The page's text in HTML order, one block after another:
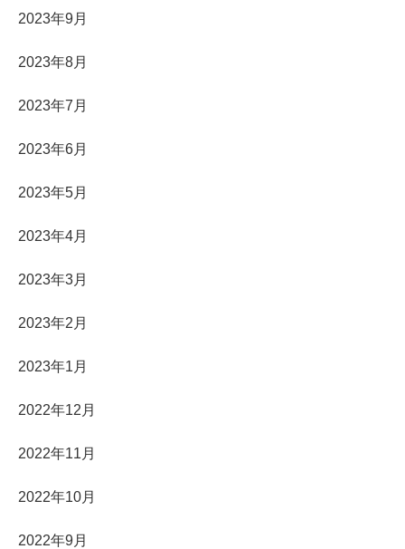
2023年9月
2023年8月
2023年7月
2023年6月
2023年5月
2023年4月
2023年3月
2023年2月
2023年1月
2022年12月
2022年11月
2022年10月
2022年9月